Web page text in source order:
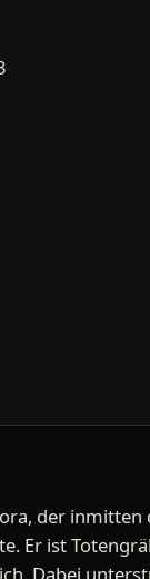
der
Er ist
Dabei